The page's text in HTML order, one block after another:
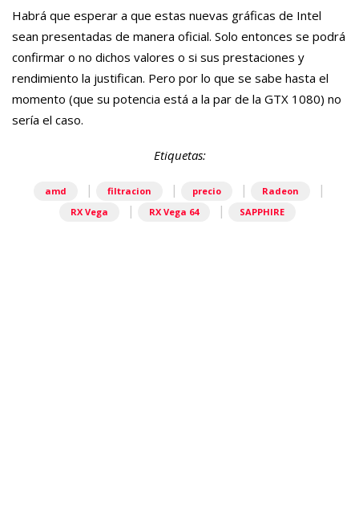
Habrá que esperar a que estas nuevas gráficas de Intel
sean presentadas de manera oficial. Solo entonces se podrá
confirmar o no dichos valores o si sus prestaciones y
rendimiento la justifican. Pero por lo que se sabe hasta el
momento (que su potencia está a la par de la GTX 1080) no
sería el caso.
Etiquetas:
amd | filtracion | precio | Radeon |
RX Vega | RX Vega 64 | SAPPHIRE